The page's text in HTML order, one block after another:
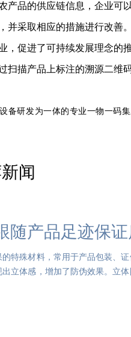
产品的供应链信息，企业可
并采取相应的措施进行改善
促进了可持续发展理念的推
扫描产品上标注的溯源二维
备研发为一体的专业一物一码集
闻
随产品足迹保
特殊材料，常用于产品包装、
立体感，增加了防伪效果。立